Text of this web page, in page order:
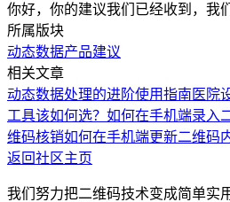
你好，你的建议我们已经收到，我
所属版块
动态数据产品建议
相关文章
动态数据处理的进阶使用指南 医院
工具该如何选？ 如何在手机端录入
维码核销如何在手机端更新二维码
返回社区主页
我们努力把二维码技术变成简单实